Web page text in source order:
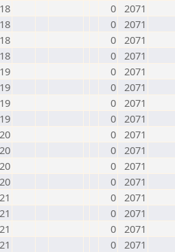
0 2071
0 2071
0 2071
0 2071
0 2071
0 2071
0 2071
0 2071
0 2071
0 2071
0 2071
0 2071
0 2071
0 2071
0 2071
0 2071